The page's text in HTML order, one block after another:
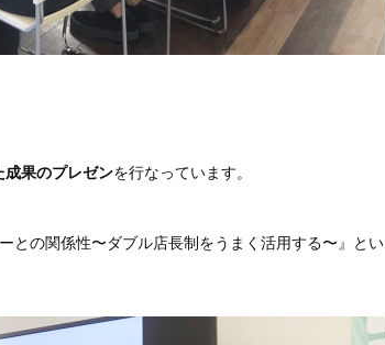
果のプレゼンを行なっています。
との関係性〜ダブル店長制をうまく活用する〜』とい